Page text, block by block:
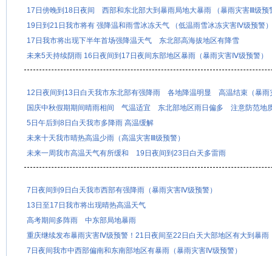
17日傍晚到18日夜间 西部和东北部大到暴雨局地大暴雨 （暴雨灾害Ⅲ级预
19日到21日我市将有 强降温和雨雪冰冻天气 （低温雨雪冰冻灾害Ⅳ级预警）
17日我市将出现下半年首场强降温天气 东北部高海拔地区有降雪
未来5天持续阴雨 16日夜间到17日夜间东部地区暴雨（暴雨灾害Ⅳ级预警）
12日夜间到13日白天我市东北部有强降雨 各地降温明显 高温结束（暴
国庆中秋假期期间晴雨相间 气温适宜 东北部地区雨日偏多 注意防范地
5日午后到8日白天我市多降雨 高温缓解
未来十天我市晴热高温少雨（高温灾害Ⅲ级预警）
未来一周我市高温天气有所缓和 19日夜间到23日白天多雷雨
7日夜间到9日白天我市西部有强降雨（暴雨灾害Ⅳ级预警）
13日至17日我市将出现晴热高温天气
高考期间多阵雨 中东部局地暴雨
重庆继续发布暴雨灾害Ⅳ级预警！21日夜间至22日白天大部地区有大到暴雨
7日夜间我市中西部偏南和东南部地区有暴雨（暴雨灾害Ⅳ级预警）